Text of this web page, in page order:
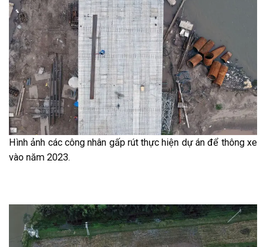
Hình ảnh các công nhân gấp rút thực hiện dự án để thông xe
vào năm 2023.